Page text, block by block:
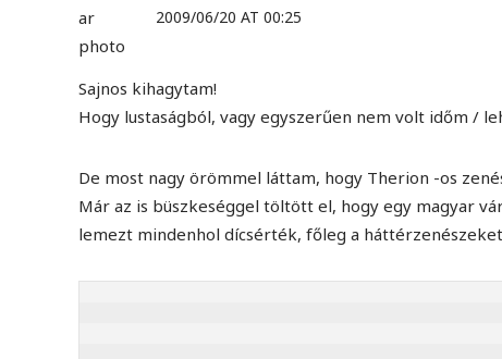
2009/06/20 AT 00:25
Sajnos kihagytam!
Hogy lustaságból, vagy egyszerűen nem volt időm /
De most nagy örömmel láttam, hogy Therion -os
Már az is büszkeséggel töltött el, hogy egy magyar
lemezt mindenhol dícsérték, főleg a